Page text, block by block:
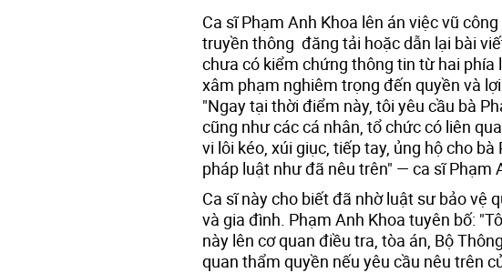
Ca sĩ Phạm Anh Khoa lên án việc vũ công
truyền thông đăng tải hoặc dẫn lại bài
chưa có kiểm chứng thông tin từ hai phía
xâm phạm nghiêm trọng đến quyền và
"Ngay tại thời điểm này, tôi yêu cầu bà
cũng như các cá nhân, tổ chức có liên
vi lôi kéo, xúi giục, tiếp tay, ủng hộ cho
pháp luật như đã nêu trên" — ca sĩ Phạm
Ca sĩ này cho biết đã nhờ luật sư bảo vệ
và gia đình. Phạm Anh Khoa tuyên bố:
này lên cơ quan điều tra, tòa án, Bộ
quan thẩm quyền nếu yêu cầu nêu trên